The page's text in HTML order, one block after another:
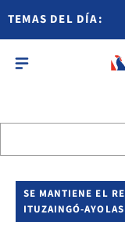
TEMAS DEL DÍA:
SE MANTIENE EL
ITUZAINGÓ-AYOLAS